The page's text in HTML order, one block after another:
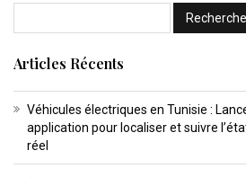
Articles Récents
Véhicules électriques en Tunisie :
application pour localiser et suivre
réel